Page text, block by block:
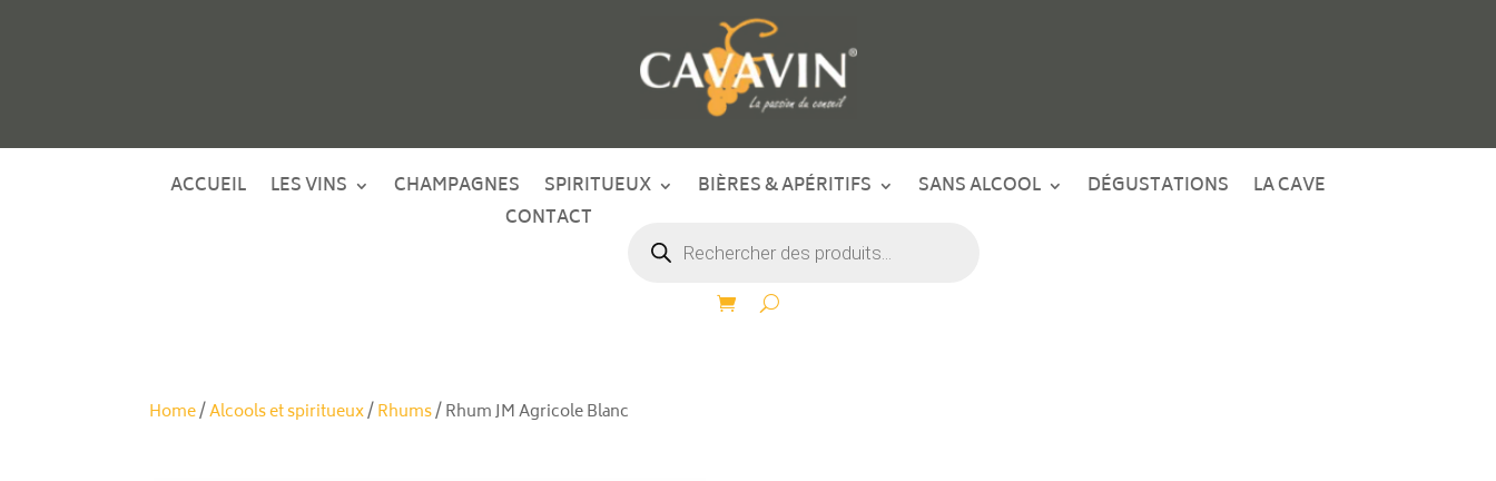
ACCUEIL LES VINS CHAMPAGNES SPIRITUEUX BIÈRES & APÉRITIFS SANS ALCOOL DÉGUSTATIONS
LA CAVE
CONTACT
produits
Home/Alcools et spiritueux/Rhums/ Rhum JM Agricole Blanc